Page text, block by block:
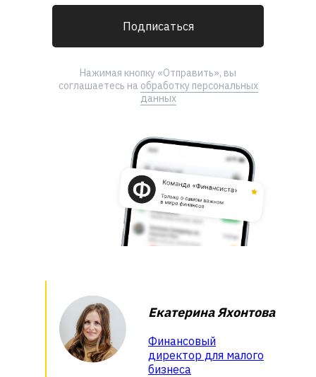
Нажимая кнопку «Отправить», вы
соглашаетесь на обработку персональных
данных
Подписаться
Екатерина Яхонтова
Финансовый
директор для малого
бизнеса